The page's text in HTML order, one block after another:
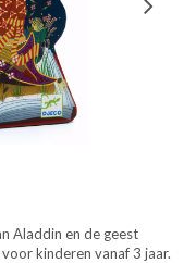
Aladdin en de geest
kinderen vanaf 3 jaar.